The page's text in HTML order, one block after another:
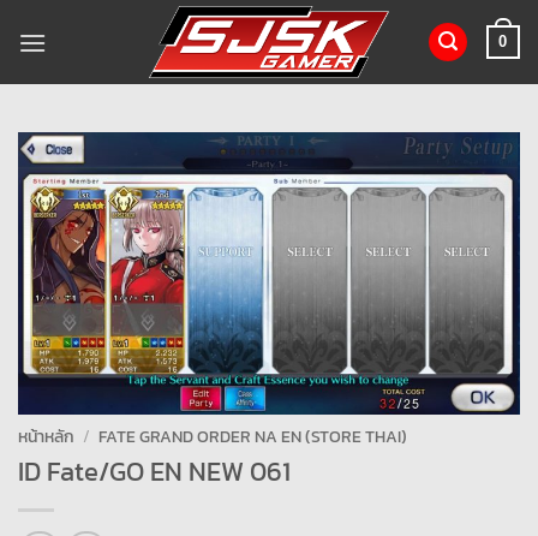
0
หน้าหลัก / FATE GRAND ORDER NA EN (STORE THAI)
ID Fate/GO EN NEW 061